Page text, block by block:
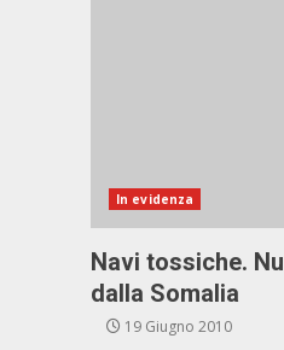
In evidenza
Navi tossiche.
dalla Somalia
19 Giugno 2010